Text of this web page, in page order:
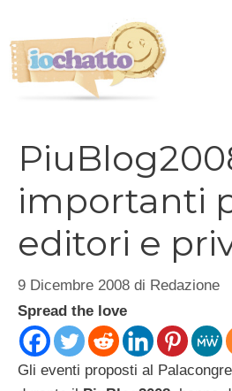
contenuto
importanti
editori e
9 Dicembre 2008 di Redazione
Spread the love
Gli eventi proposti al